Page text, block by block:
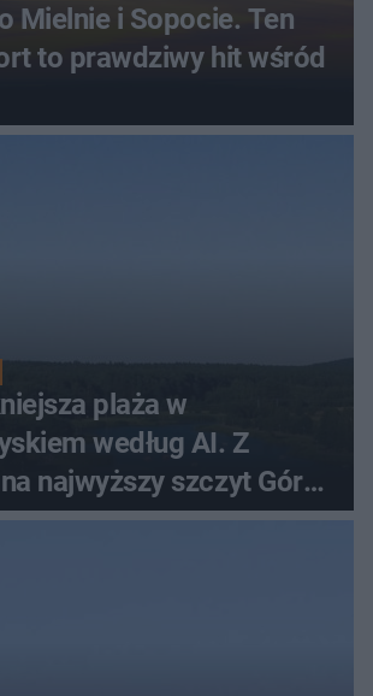
Mielnie i Sopocie. Ten
to prawdziwy hit wśród
plaża w
według AI. Z
najwyższy szczyt Gór